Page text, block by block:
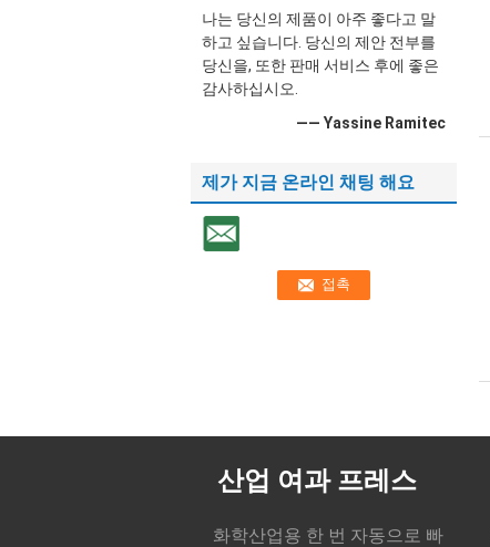
나는 당신의 제품이 아주 좋다고 말
하고 싶습니다. 당신의 제안 전부를
당신을, 또한 판매 서비스 후에 좋은
감사하십시오.
—— Yassine Ramitec
제가 지금 온라인 채팅 해요
산업 여과 프레스
화학산업용 한 번 자동으로 빠